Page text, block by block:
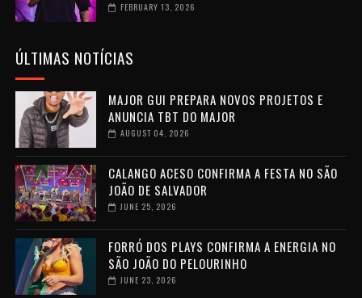
FEBRUARY 13, 2026
ÚLTIMAS NOTÍCIAS
MAJOR GUI PREPARA NOVOS PROJETOS E
ANUNCIA TBT DO MAJOR
AUGUST 04, 2026
CALANGO ACESO CONFIRMA A FESTA NO SÃO
JOÃO DE SALVADOR
JUNE 25, 2026
FORRÓ DOS PLAYS CONFIRMA A ENERGIA NO
SÃO JOÃO DO PELOURINHO
JUNE 23, 2026